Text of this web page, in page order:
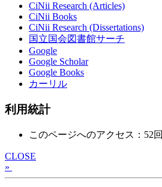
CiNii Research (Articles)
CiNii Books
CiNii Research (Dissertations)
国立国会図書館サーチ
Google
Google Scholar
Google Books
カーリル
利用統計
このページへのアクセス：52回
CLOSE
»